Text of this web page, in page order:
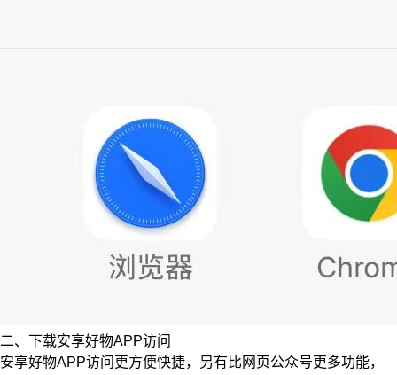
二、下载安享好物APP访问
安享好物APP访问更方便快捷，另有比网页公众号更多功能，